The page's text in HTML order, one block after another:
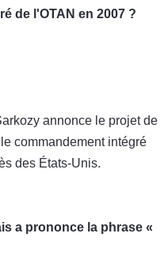
de l'OTAN en 2007 ?
annonce le projet de
commandement intégré
des États-Unis.
a prononce la phrase «